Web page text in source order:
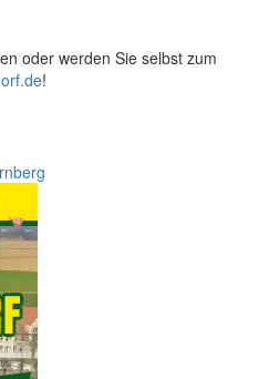
oder werden Sie selbst zum
!